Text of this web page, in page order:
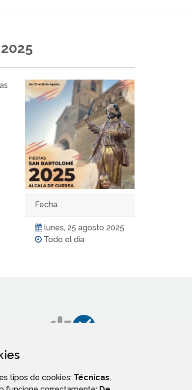
tipos de cookies: Técnicas,
Fecha
lunes, 25 agosto 2025
Todo el dia
AGENDA